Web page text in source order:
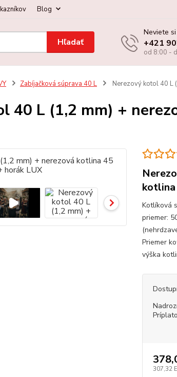
Blog
Hľadať
Neviete
+421
od 8:00 -
Zabíjačková súprava 40 L Nerezový kotol 40 L
40 L (1,2 mm) +
kotlina
Kotlíková
priemer:
Priemer
výška
307,32